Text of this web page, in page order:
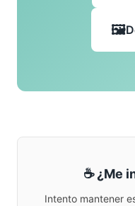
☕ ¿Me
Intento mantener